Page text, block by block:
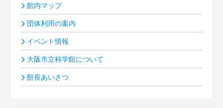
館内マップ
団体利用の案内
イベント情報
大阪市立科学館について
館長あいさつ